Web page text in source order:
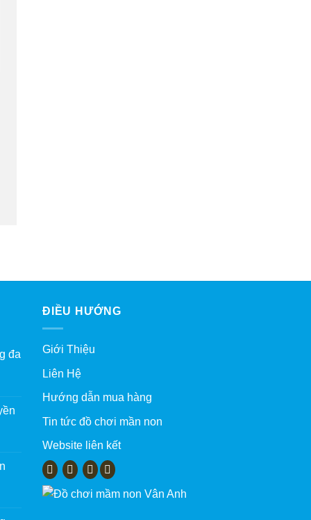
đa
ĐIỀU HƯỚNG
Giới Thiệu
Liên Hệ
Hướng dẫn mua hàng
Tin tức đồ chơi mần non
Website liên kết